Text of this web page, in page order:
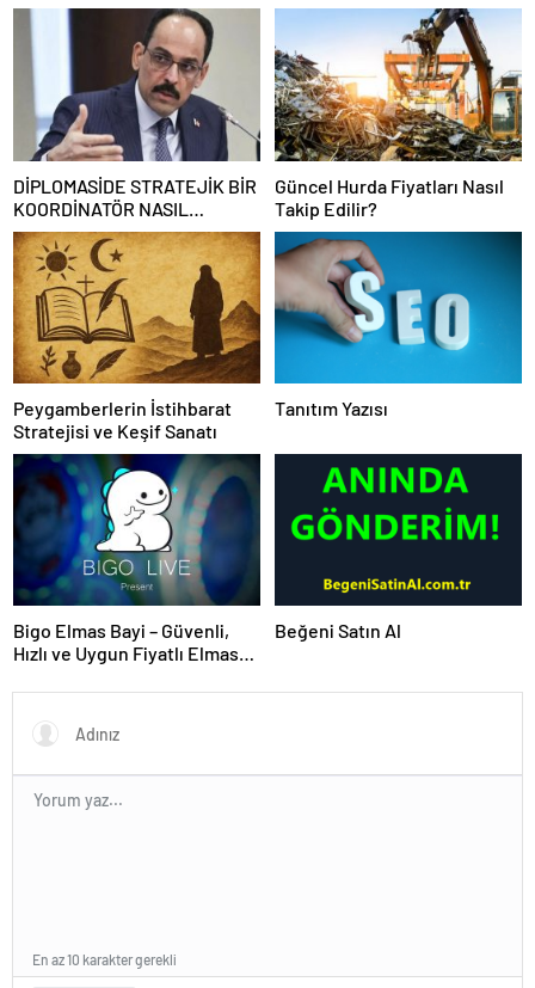
DİPLOMASİDE STRATEJİK BİR
KOORDİNATÖR NASIL
OLUNUR
Güncel Hurda Fiyatları Nasıl
Takip Edilir?
Peygamberlerin İstihbarat
Stratejisi ve Keşif Sanatı
Tanıtım Yazısı
Bigo Elmas Bayi – Güvenli,
Hızlı ve Uygun Fiyatlı Elmas
Beğeni Satın Al
En az 10 karakter gerekli